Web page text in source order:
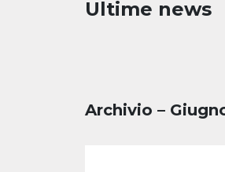
Ultime news
Archivio –